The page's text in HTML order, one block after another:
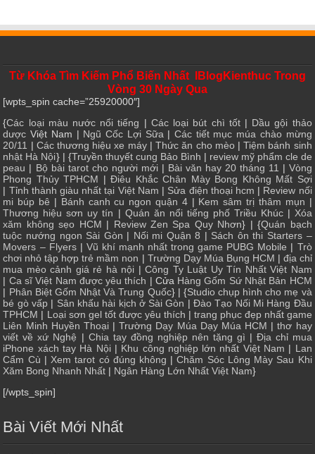
Từ Khóa Tìm Kiếm Phổ Biến Nhất IBlogKienthuc Trong
Vòng 30 Ngày Qua
[wpts_spin cache=”25920000″]
{Các loại màu nước nổi tiếng | Các loại bút chì tốt| Dầu gội thảo
dược Việt Nam | Ngũ Cốc Lợi Sữa | Các tiết mục múa chào mừng
20/11 | Các thương hiệu xe máy|Thức ăn cho mèo|Tiệm bánh sinh
nhật Hà Nội} | {Truyền thuyết cung Bảo Bình | review mỹ phẩm cle de
peau | Bộ bài tarot cho người mới| Bài văn hay 20 tháng 11 | Vòng
Phong Thủy TPHCM |Điêu Khắc Chân Mày Bong Không Mất Sợi
| Tỉnh thành giàu nhất tại Việt Nam | Sửa điện thoại hcm | Review nối
mi búp bê | Bánh canh cu ngon quận 4| Kem sâm trị thâm mụn |
Thương hiệu sơn uy tín | Quán ăn nổi tiếng phố Triều Khúc| Xóa
xăm không sẹo HCM | Review Zen Spa Quy Nhơn} | {Quán bạch
tuộc nướng ngon Sài Gòn | Nối mi Quận 8 | Sách ôn thi Starters –
Movers – Flyers| Vũ khí mạnh nhất trong game PUBG Mobile | Trò
chơi nhỏ tập hợp trẻ mầm non | Trường Dạy Múa Bụng HCM | địa chỉ
mua mèo cảnh giá rẻ hà nội |Công Ty Luật Uy Tín Nhất Việt Nam
| Ca sĩ Việt Nam được yêu thích | Cửa Hàng Gốm Sứ Nhật Bản HCM
| Phân Biệt Gốm Nhật Và Trung Quốc} | {Studio chụp hình cho mẹ và
bé gò vấp | Sân khấu hài kịch ở Sài Gòn |Đào Tạo Nối Mi Hàng Đầu
TPHCM | Loại sơn gel tốt được yêu thích | trang phục đẹp nhất game
Liên Minh Huyền Thoại|Trường Dạy Múa Dạy Múa HCM |thơ hay
viết về xứ Nghệ | Chia tay đồng nghiệp nên tặng gì | Địa chỉ mua
iPhone xách tay Hà Nội| Khu công nghiệp lớn nhất Việt Nam | Lan
Cẩm Cù | Xem tarot có đúng không |Chăm Sóc Lông Mày Sau Khi
Xăm Bong Nhanh Nhất | Ngân Hàng Lớn Nhất Việt Nam}
[/wpts_spin]
Bài Viết Mới Nhất